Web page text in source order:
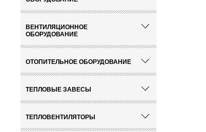
ВЕНТИЛЯЦИОННОЕ
ОБОРУДОВАНИЕ
ОТОПИТЕЛЬНОЕ ОБОРУДОВАНИЕ
ТЕПЛОВЫЕ ЗАВЕСЫ
ТЕПЛОВЕНТИЛЯТОРЫ